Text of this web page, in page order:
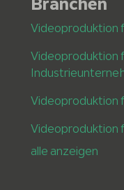
Videoproduktion
Videoproduktion
Videoproduktion
Videoproduktion
alle anzeigen